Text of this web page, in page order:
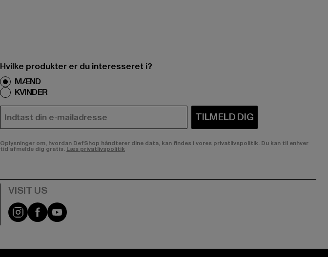
Hvilke produkter er du interesseret i?
MÆND
KVINDER
E-MAIL TILMELD DIG
Oplysninger om, hvordan DefShop håndterer dine data, kan findes i vores privatlivspolitik. Du kan til enhver
tid afmelde dig gratis. Læs privatlivspolitik
Visit our Instagram page:
Visit our Facebook page:
Visit our YouTube channel: